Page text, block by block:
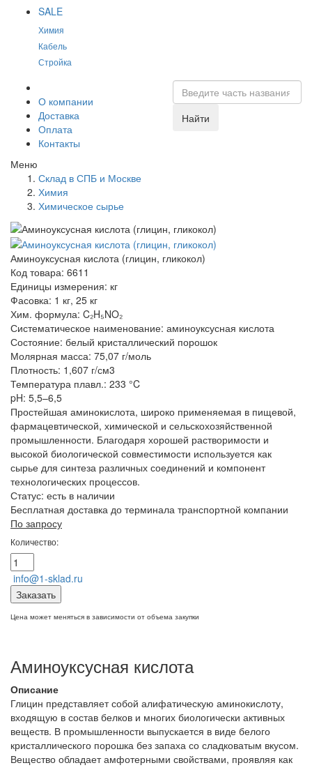
SALE
Химия
Кабель
Стройка
О компании
Доставка
Оплата
Контакты
Найти
Меню
Склад в СПБ и Москве
Химия
Химическое сырье
Аминоуксусная кислота (глицин, гликокол)
Код товара: 6611
Единицы измерения: кг
Фасовка: 1 кг, 25 кг
Хим. формула: C₂H₅NO₂
Систематическое наименование: аминоуксусная кислота
Состояние: белый кристаллический порошок
Молярная масса: 75,07 г/моль
Плотность: 1,607 г/см3
Температура плавл.: 233 °C
pH: 5,5–6,5
Простейшая аминокислота, широко применяемая в пищевой,
фармацевтической, химической и сельскохозяйственной
промышленности. Благодаря хорошей растворимости и
высокой биологической совместимости используется как
сырье для синтеза различных соединений и компонент
технологических процессов.
Статус: есть в наличии
Бесплатная доставка до терминала транспортной компании
По запросу
Количество:
info@1-sklad.ru
Заказать
Цена может меняться в зависимости от объема закупки
Аминоуксусная кислота
Описание
Глицин представляет собой алифатическую аминокислоту,
входящую в состав белков и многих биологически активных
веществ. В промышленности выпускается в виде белого
кристаллического порошка без запаха со сладковатым вкусом.
Вещество обладает амфотерными свойствами, проявляя как